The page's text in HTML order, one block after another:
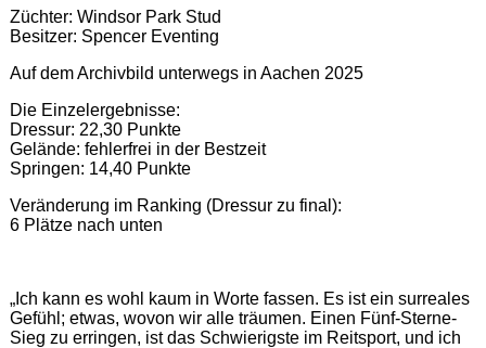
Züchter: Windsor Park Stud
Besitzer: Spencer Eventing
Auf dem Archivbild unterwegs in Aachen 2025
Die Einzelergebnisse:
Dressur: 22,30 Punkte
Gelände: fehlerfrei in der Bestzeit
Springen: 14,40 Punkte
Veränderung im Ranking (Dressur zu final):
6 Plätze nach unten
„Ich kann es wohl kaum in Worte fassen. Es ist ein surreales
Gefühl; etwas, wovon wir alle träumen. Einen Fünf-Sterne-
Sieg zu erringen, ist das Schwierigste im Reitsport, und ich